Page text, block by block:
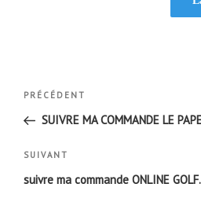
Navigation
l’article
Article
précédent
PRÉCÉDENT
SUIVRE MA COMMANDE LE
Article
suivant
SUIVANT
suivre ma commande ONLINE